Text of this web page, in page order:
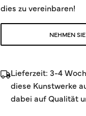
dies zu vereinbaren!
NEHMEN
Lieferzeit: 3-4
diese Kunstwerke
dabei auf Qualität